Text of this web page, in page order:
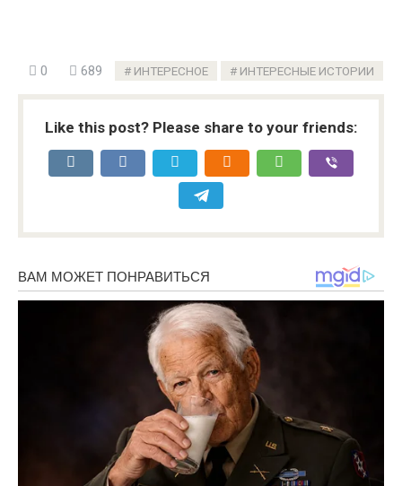
0 689 ИНТЕРЕСНОЕ ИНТЕРЕСНЫЕ ИСТОРИИ
Like this post? Please share to your friends: